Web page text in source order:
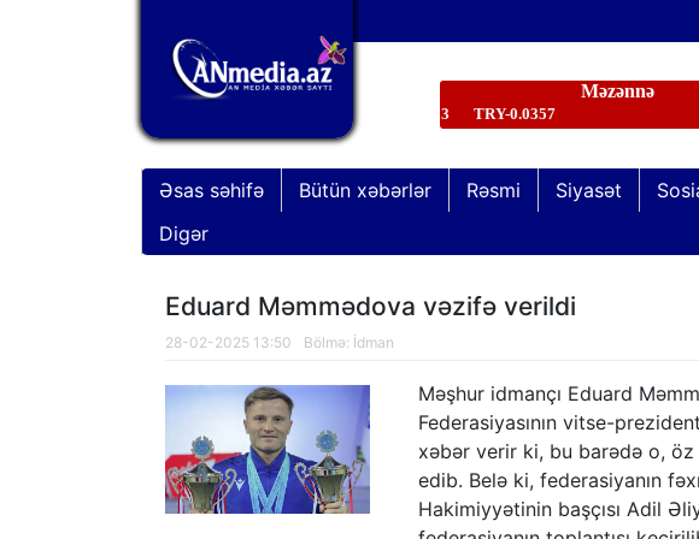
Əsas səhifə Bütün xəbərlər Rəsmi Siyasət
Digər
Eduard Məmmədova vəzifə verildi
28-02-2025 13:50 Bölmə: İdman
Məşhur idmançı Eduard
Federasiyasının vitse-
xəbər verir ki, bu barədə o, öz
edib. Belə ki, federasiyanın
Hakimiyyətinin başçısı Adil
“Xocavənd əməliyyatı”nda şəhid olan
Şəhid
Tarix-